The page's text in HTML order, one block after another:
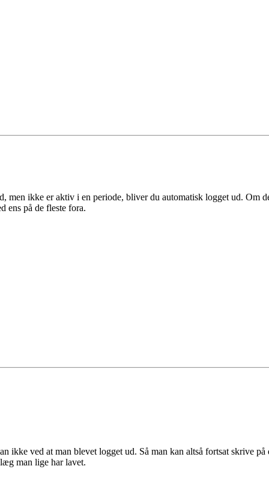
men ikke er aktiv i en periode, bliver du automatisk logget ud. Om
ens på de fleste fora.
ikke ved at man blevet logget ud. Så man kan altså fortsat skrive
man lige har lavet.